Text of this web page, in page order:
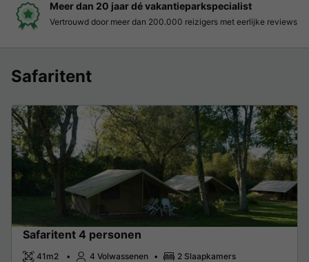
Meer dan 20 jaar dé vakantieparkspecialist
Vertrouwd door meer dan 200.000 reizigers met eerlijke reviews
Safaritent
Safaritent 4 personen
41m2 4 Volwassenen 2 Slaapkamers